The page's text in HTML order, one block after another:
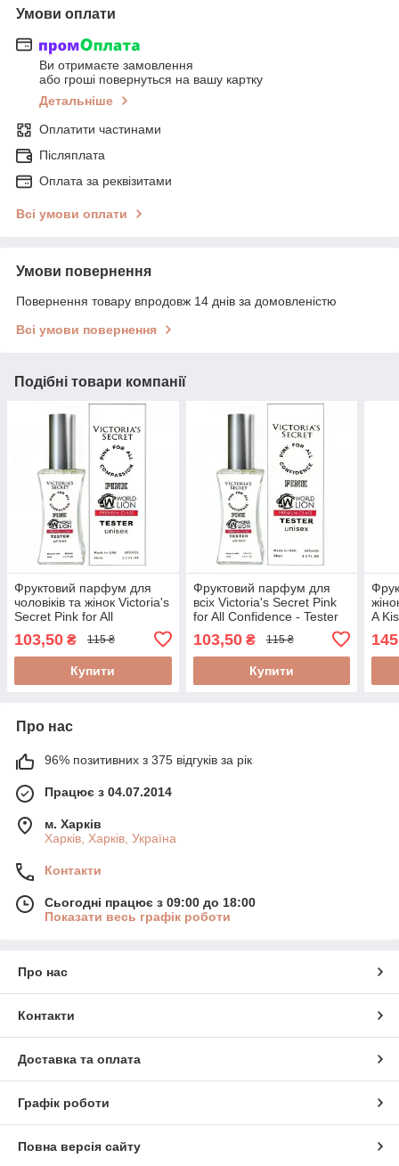
Умови оплати
Ви отримаєте замовлення
або гроші повернуться на вашу картку
Детальніше
Оплатити частинами
Післяплата
Оплата за реквізитами
Всі умови оплати
Умови повернення
Повернення товару впродовж 14 днів за домовленістю
Всі умови повернення
Подібні товари компанії
Фруктовий парфум для
чоловіків та жінок Victoria's
Secret Pink for All
Compassion - Tester 60ml
103,50 ₴ 115 ₴
Купити
Фруктовий парфум для
всіх Victoria's Secret Pink
for All Confidence - Tester
103,50₴ 115 ₴
Купити
A
Про нас
96% позитивних з 375 відгуків за рік
Працює з 04.07.2014
м. Харків
Харків, Харків, Україна
Контакти
Сьогодні працює з 09:00 до 18:00
Показати весь графік роботи
Про нас
Контакти
Доставка та оплата
Графік роботи
Повна версія сайту